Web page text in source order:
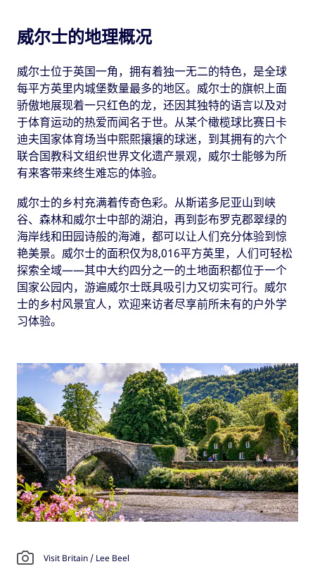
威尔士的地理概况
威尔士位于英国一角，拥有着独一无二的特色，是全球
每平方英里内城堡数量最多的地区。威尔士的旗帜上面
骄傲地展现着一只红色的龙，还因其独特的语言以及对
于体育运动的热爱而闻名于世。从某个橄榄球比赛日卡
迪夫国家体育场当中熙熙攘攘的球迷，到其拥有的六个
联合国教科文组织世界文化遗产景观，威尔士能够为所
有来客带来终生难忘的体验。
威尔士的乡村充满着传奇色彩。从斯诺多尼亚山到峡
谷、森林和威尔士中部的湖泊，再到彭布罗克郡翠绿的
海岸线和田园诗般的海滩，都可以让人们充分体验到惊
艳美景。威尔士的面积仅为8,016平方英里，人们可轻松
探索全域——其中大约四分之一的土地面积都位于一个
国家公园内，游遍威尔士既具吸引力又切实可行。威尔
士的乡村风景宜人，欢迎来访者尽享前所未有的户外学
习体验。
Visit Britain / Lee Beel